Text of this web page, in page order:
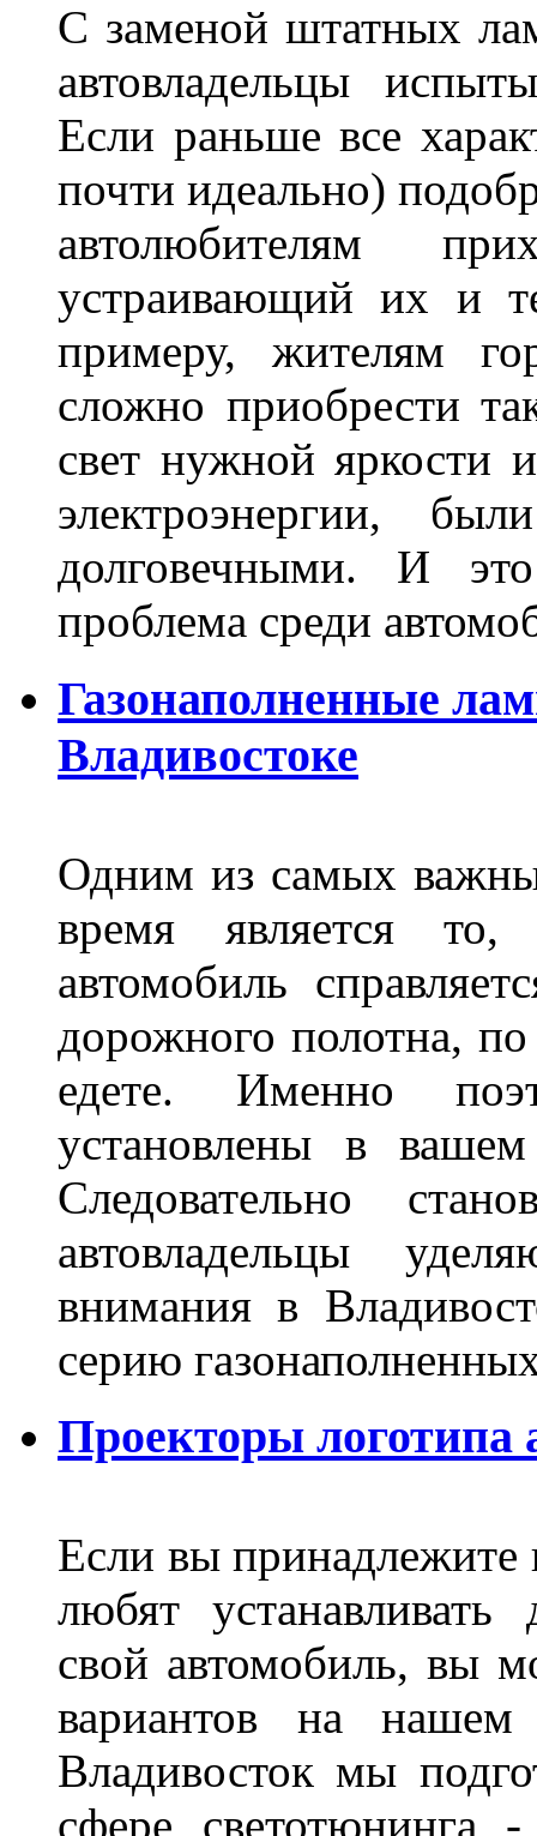
С заменой штатных
автовладельцы
Если раньше все
почти идеально)
автолюбителям
устраивающий их и
примеру, жителям
сложно приобрести
свет нужной яркости
электроэнергии,
долговечными. И
проблема среди
Газонаполненные
Владивостоке
Одним из самых
время является то,
автомобиль
дорожного полотна,
едете. Именно
установлены в
Следовательно
автовладельцы
внимания в
серию
Проекторы логотипа
Если вы принадлежите
любят устанавливать
свой автомобиль, вы
вариантов на
Владивосток мы
сфере светотюнинга